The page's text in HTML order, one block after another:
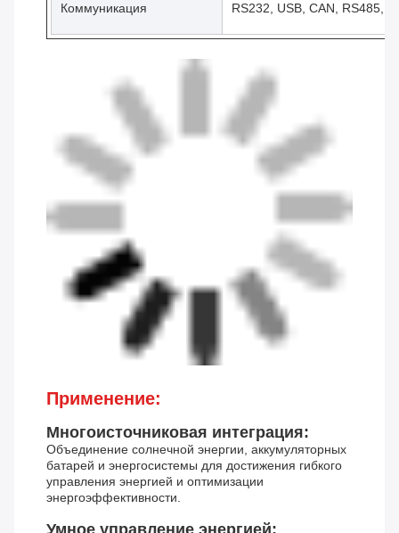
Коммуникация RS232, USB, CAN, RS485,
Применение:
Многоисточниковая интеграция:
Объединение солнечной энергии, аккумуляторных
батарей и энергосистемы для достижения гибкого
управления энергией и оптимизации
энергоэффективности.